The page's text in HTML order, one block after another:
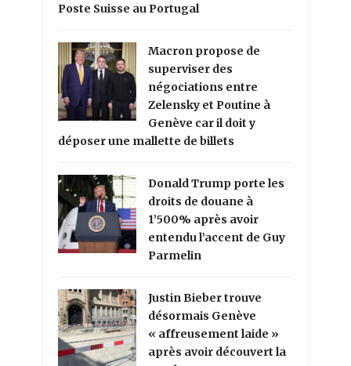
Poste Suisse au Portugal
Macron propose de
superviser des
négociations entre
Zelensky et Poutine à
Genève car il doit y
déposer une mallette de billets
Donald Trump porte les
droits de douane à
1’500% après avoir
entendu l’accent de Guy
Parmelin
Justin Bieber trouve
désormais Genève
« affreusement laide »
après avoir découvert la